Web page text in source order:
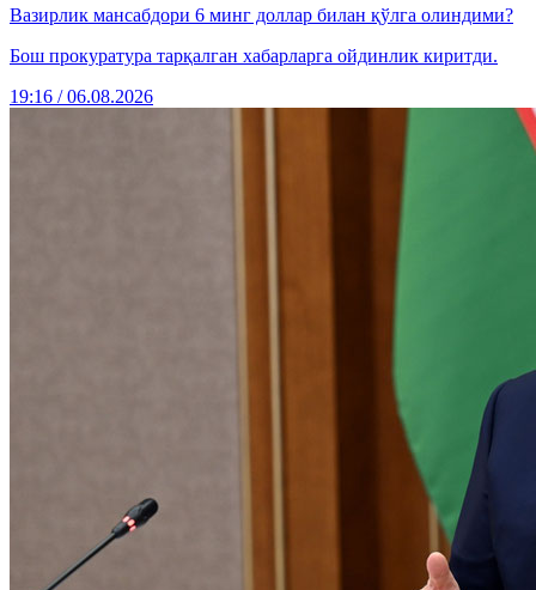
Вазирлик мансабдори 6 минг доллар билан қўлга олиндими?
Бош прокуратура тарқалган хабарларга ойдинлик киритди.
19:16 / 06.08.2026